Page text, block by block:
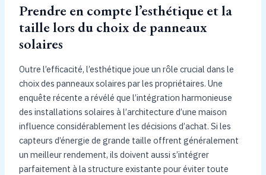
Prendre en compte l’esthétique et la
taille lors du choix de panneaux
solaires
Outre l’efficacité, l’esthétique joue un rôle crucial dans le
choix des panneaux solaires par les propriétaires. Une
enquête récente a révélé que l’intégration harmonieuse
des installations solaires à l’architecture d’une maison
influence considérablement les décisions d’achat. Si les
capteurs d’énergie de grande taille offrent généralement
un meilleur rendement, ils doivent aussi s’intégrer
parfaitement à la structure existante pour éviter toute